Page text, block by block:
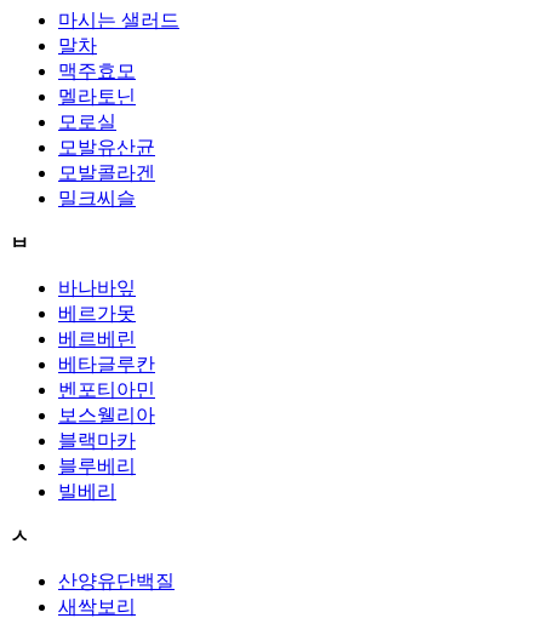
마시는 샐러드
말차
맥주효모
멜라토닌
모로실
모발유산균
모발콜라겐
밀크씨슬
ㅂ
바나바잎
베르가못
베르베린
베타글루칸
벤포티아민
보스웰리아
블랙마카
블루베리
빌베리
ㅅ
산양유단백질
새싹보리